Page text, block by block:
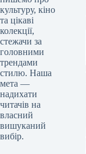
культуру, кіно
та цікаві
колекції,
стежачи за
головними
трендами
стилю. Наша
мета —
надихати
читачів на
власний
вишуканий
вибір.